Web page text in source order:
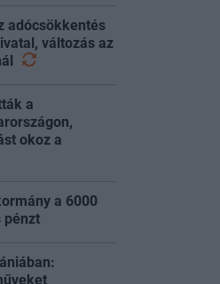
adócsökkentés
változás az
a
okoz a
a 6000
pénzt